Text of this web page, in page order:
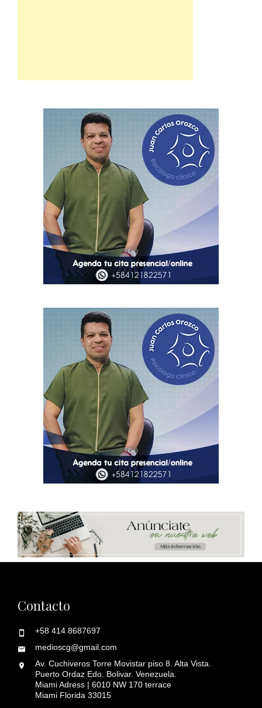
Contacto
+58 414 8687697
medioscg@gmail.com
Av. Cuchiveros Torre Movistar piso 8. Alta Vista.
Puerto Ordaz Edo. Bolivar. Venezuela.
Miami Adress | 6010 NW 170 terrace
Miami Florida 33015